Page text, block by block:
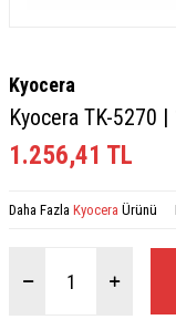
Kyocera
Kyocera TK-5270 |
1.256,41 TL
Daha Fazla Kyocera Ürünü